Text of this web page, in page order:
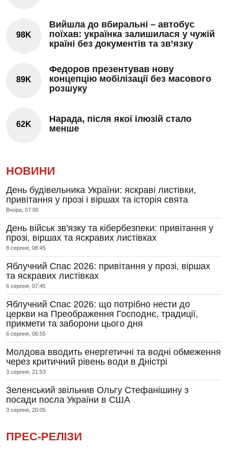
98K
Вийшла до вбиральні – автобус
поїхав: українка залишилася у чужій
країні без документів та зв’язку
89K
Федоров презентував нову
концепцію мобілізації без масового
розшуку
62K
Нарада, після якої ілюзій стало
менше
НОВИНИ
День будівельника України: яскраві листівки,
привітання у прозі і віршах та історія свята
Вчора, 07:00
День військ зв'язку та кібербезпеки: привітання у
прозі, віршах та яскравих листівках
8 серпня, 08:45
Яблучний Спас 2026: привітання у прозі, віршах
та яскравих листівках
6 серпня, 07:45
Яблучний Спас 2026: що потрібно нести до
церкви на Преображення Господнє, традиції,
прикмети та заборони цього дня
6 серпня, 06:55
Молдова вводить енергетичні та водні обмеження
через критичний рівень води в Дністрі
3 серпня, 21:53
Зеленський звільнив Ольгу Стефанішину з
посади посла України в США
3 серпня, 20:05
ПРЕС-РЕЛІЗИ